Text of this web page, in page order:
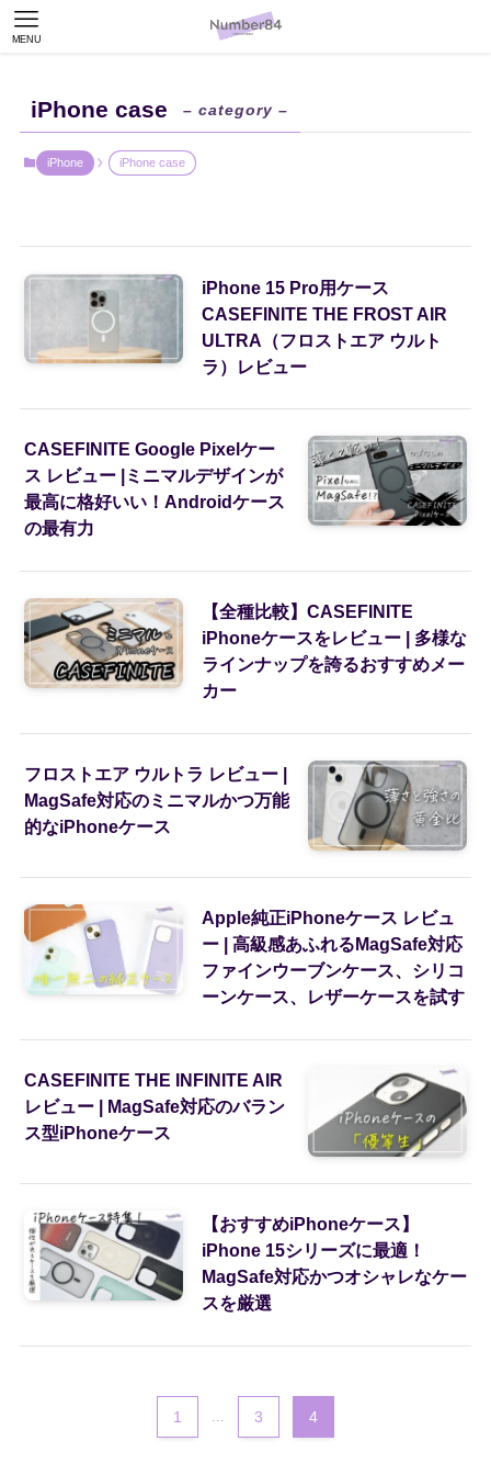
MENU
iPhone case – category –
iPhone iPhone case
iPhone 15 Pro用ケース
CASEFINITE THE FROST AIR
ULTRA（フロストエア ウルト
ラ）レビュー
CASEFINITE Google Pixelケー
ス レビュー |ミニマルデザインが
最高に格好いい！Androidケース
の最有力
【全種比較】CASEFINITE
iPhoneケースをレビュー | 多様な
ラインナップを誇るおすすめメー
カー
フロストエア ウルトラ レビュー |
MagSafe対応のミニマルかつ万能
的なiPhoneケース
Apple純正iPhoneケース レビュ
ー | 高級感あふれるMagSafe対応
ファインウーブンケース、シリコ
ーンケース、レザーケースを試す
CASEFINITE THE INFINITE AIR
レビュー | MagSafe対応のバラン
ス型iPhoneケース
【おすすめiPhoneケース】
iPhone 15シリーズに最適！
MagSafe対応かつオシャレなケー
スを厳選
1 ... 3 4